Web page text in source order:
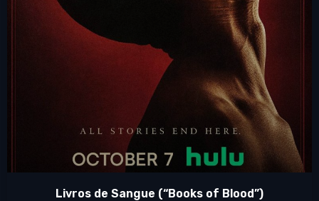
Livros de Sangue (“Books of Blood”)